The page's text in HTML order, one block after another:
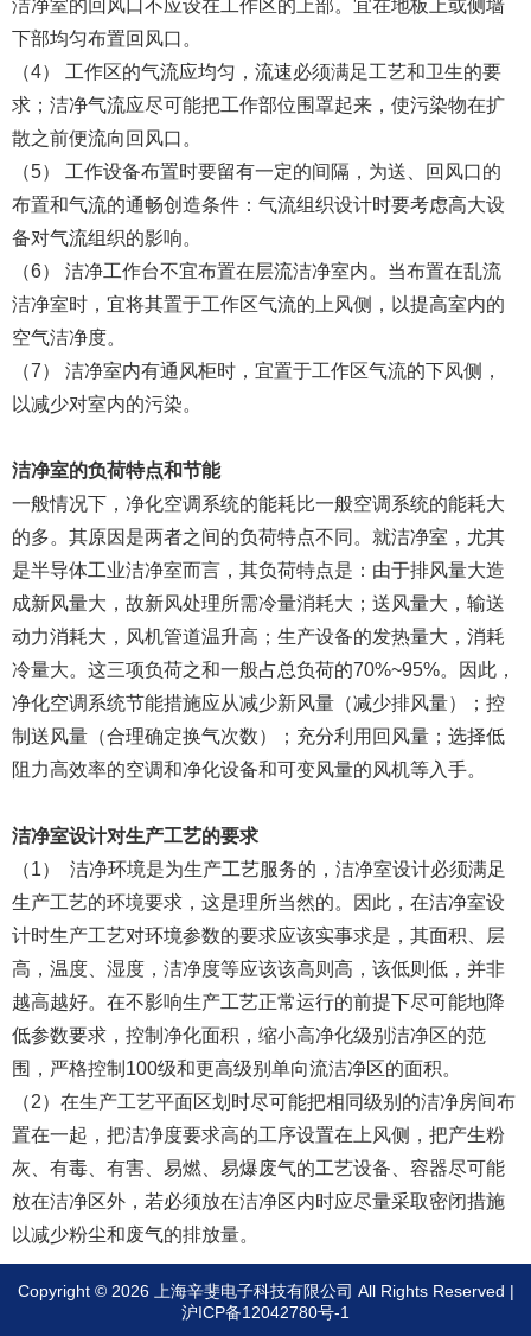
洁净室的回风口不应设在工作区的上部。宜在地板上或侧墙
下部均匀布置回风口。
（4） 工作区的气流应均匀，流速必须满足工艺和卫生的要
求；洁净气流应尽可能把工作部位围罩起来，使污染物在扩
散之前便流向回风口。
（5） 工作设备布置时要留有一定的间隔，为送、回风口的
布置和气流的通畅创造条件：气流组织设计时要考虑高大设
备对气流组织的影响。
（6） 洁净工作台不宜布置在层流洁净室内。当布置在乱流
洁净室时，宜将其置于工作区气流的上风侧，以提高室内的
空气洁净度。
（7） 洁净室内有通风柜时，宜置于工作区气流的下风侧，
以减少对室内的污染。
洁净室的负荷特点和节能
一般情况下，净化空调系统的能耗比一般空调系统的能耗大
的多。其原因是两者之间的负荷特点不同。就洁净室，尤其
是半导体工业洁净室而言，其负荷特点是：由于排风量大造
成新风量大，故新风处理所需冷量消耗大；送风量大，输送
动力消耗大，风机管道温升高；生产设备的发热量大，消耗
冷量大。这三项负荷之和一般占总负荷的70%~95%。因此，
净化空调系统节能措施应从减少新风量（减少排风量）；控
制送风量（合理确定换气次数）；充分利用回风量；选择低
阻力高效率的空调和净化设备和可变风量的风机等入手。
洁净室设计对生产工艺的要求
（1） 洁净环境是为生产工艺服务的，洁净室设计必须满足
生产工艺的环境要求，这是理所当然的。因此，在洁净室设
计时生产工艺对环境参数的要求应该实事求是，其面积、层
高，温度、湿度，洁净度等应该该高则高，该低则低，并非
越高越好。在不影响生产工艺正常运行的前提下尽可能地降
低参数要求，控制净化面积，缩小高净化级别洁净区的范
围，严格控制100级和更高级别单向流洁净区的面积。
（2）在生产工艺平面区划时尽可能把相同级别的洁净房间布
置在一起，把洁净度要求高的工序设置在上风侧，把产生粉
灰、有毒、有害、易燃、易爆废气的工艺设备、容器尽可能
放在洁净区外，若必须放在洁净区内时应尽量采取密闭措施
以减少粉尘和废气的排放量。
Copyright © 2026 上海辛斐电子科技有限公司 All Rights Reserved |
沪ICP备12042780号-1